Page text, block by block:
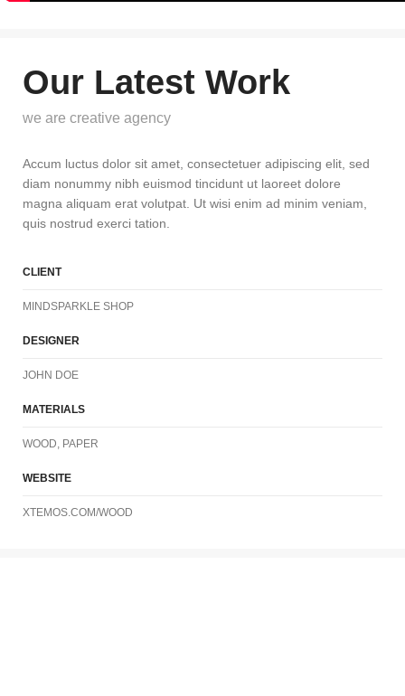
Our Latest Work
we are creative agency
Accum luctus dolor sit amet, consectetuer adipiscing elit, sed
diam nonummy nibh euismod tincidunt ut laoreet dolore
magna aliquam erat volutpat. Ut wisi enim ad minim veniam,
quis nostrud exerci tation.
CLIENT
MINDSPARKLE SHOP
DESIGNER
JOHN DOE
MATERIALS
WOOD, PAPER
WEBSITE
XTEMOS.COM/WOOD